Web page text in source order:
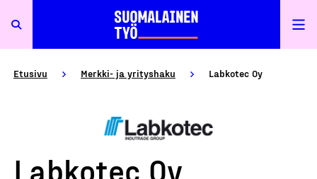
Etusivu Merkki- ja yrityshaku Labkotec Oy
Labkotec Oy